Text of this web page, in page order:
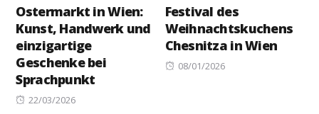
Ostermarkt in Wien:
Kunst, Handwerk und
einzigartige
Geschenke bei
Sprachpunkt
Posted
22/03/2026
Festival des
Weihnachtskuchens
Chesnitza in Wien
Posted
08/01/2026